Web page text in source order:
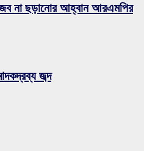
না ছড়ানোর আহ্বান আরএমপির
জব্দ